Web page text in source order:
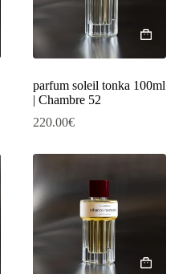
parfum soleil tonka 100ml
| Chambre 52
220.00€